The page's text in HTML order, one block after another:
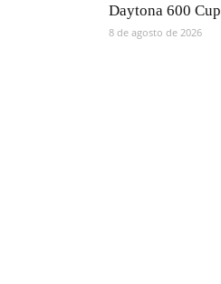
Daytona 600 Cup
8 de agosto de 2026